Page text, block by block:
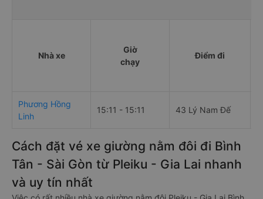
Nhà xe
Giờ
chạy
Điểm đi
Phương Hồng
Linh
15:11 - 15:11 43 Lý Nam Đế
Cách đặt vé xe giường nằm đôi đi Bình
Tân - Sài Gòn từ Pleiku - Gia Lai nhanh
và uy tín nhất